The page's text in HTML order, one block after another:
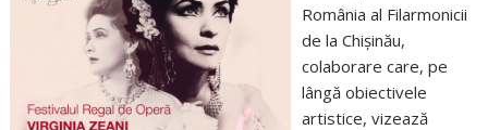
România al Filarmonicii
de la Chișinău,
colaborare care, pe
lângă obiectivele
artistice, vizează